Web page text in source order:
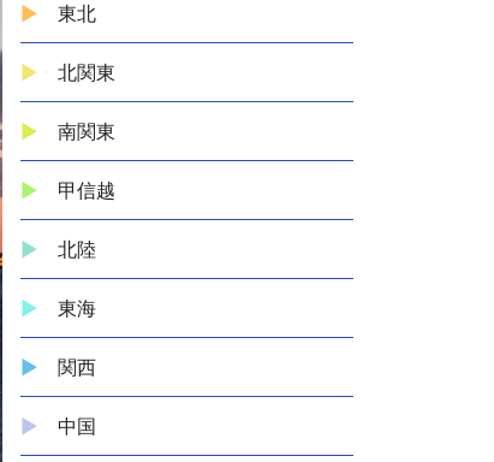
東北
北関東
南関東
甲信越
北陸
東海
関西
中国